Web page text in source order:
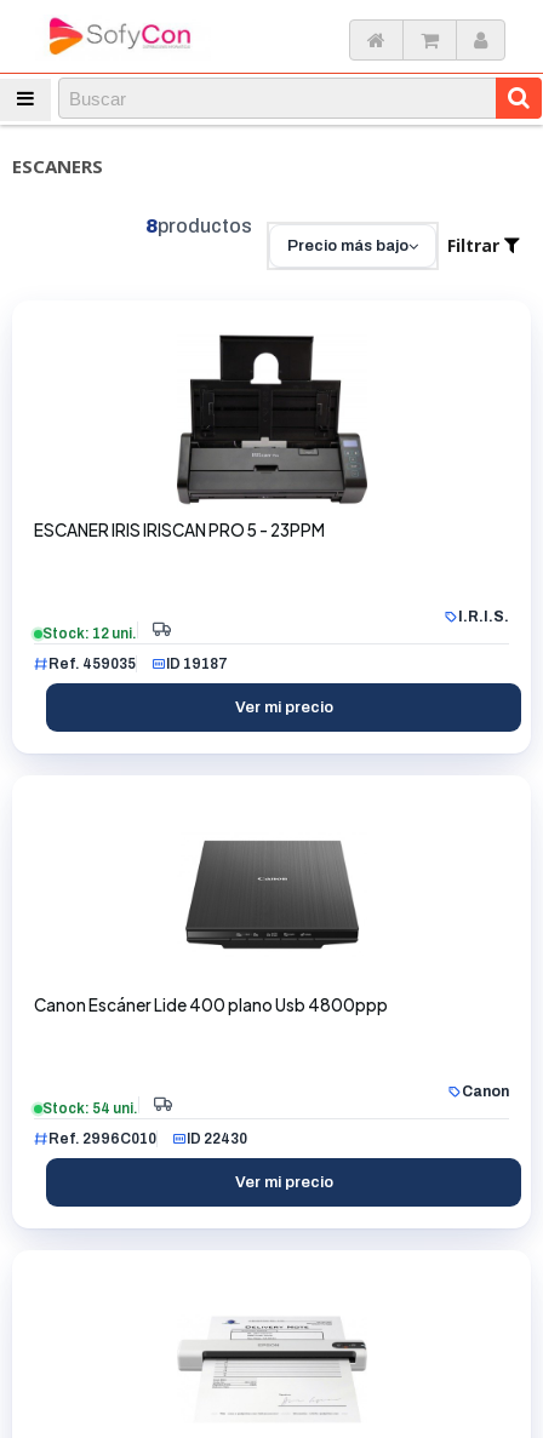
ESCANERS
Filtrar
Precio más bajo
8productos
ESCANER IRIS IRISCAN PRO 5 - 23PPM
I.R.I.S.
Stock: 12 uni.
Ref. 459035
ID 19187
Ver mi precio
Canon Escáner Lide 400 plano Usb 4800ppp
Canon
Stock: 54 uni.
Ref. 2996C010
ID 22430
Ver mi precio